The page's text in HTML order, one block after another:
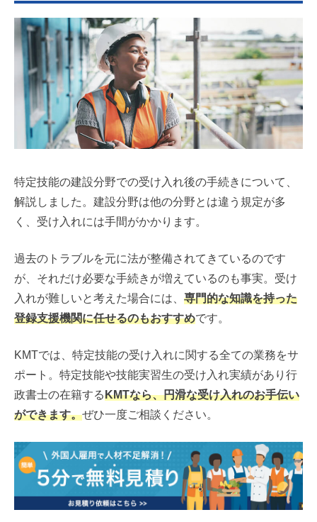
特定技能の建設分野での受け入れ後の手続きについて、
解説しました。建設分野は他の分野とは違う規定が多
く、受け入れには手間がかかります。
過去のトラブルを元に法が整備されてきているのです
が、それだけ必要な手続きが増えているのも事実。受け
入れが難しいと考えた場合には、 専門的な知識を持った
登録支援機関に任せるのもおすすめです。
KMTでは、特定技能の受け入れに関する全ての業務をサ
ポート。特定技能や技能実習生の受け入れ実績があり行
政書士の在籍するKMTなら、円滑な受け入れのお手伝い
ができます。ぜひ一度ご相談ください。